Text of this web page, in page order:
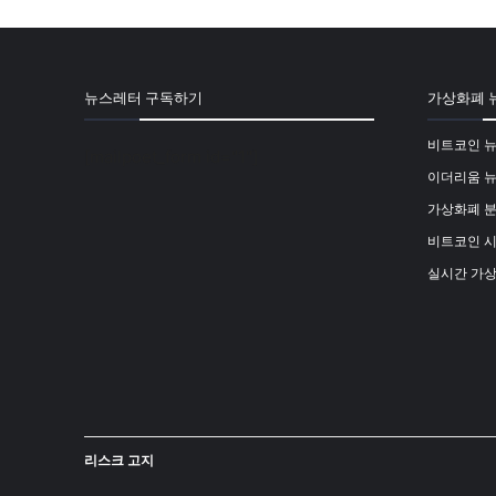
뉴스레터 구독하기 가상화폐
비트코인
이더리움
가상화폐
비트코인
실시간 가
리스크 고지